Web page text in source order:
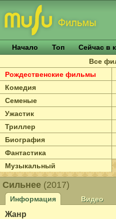
Начало Топ
Сейчас в
Все
Рождественские фильмы
Комедия
Семеные
Ужастик
Триллер
Биография
Фантастика
Музыкальный
Сильнее (2017)
Информация Видео
Жанр